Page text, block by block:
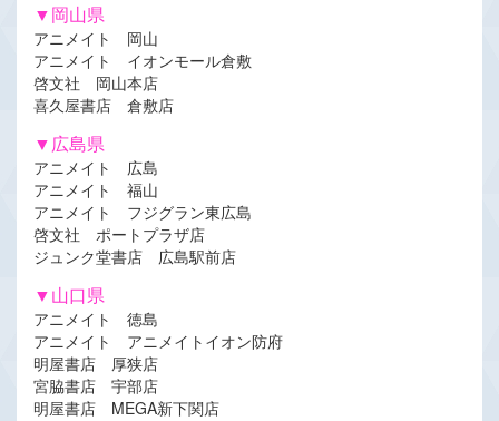
▼岡山県
アニメイト 岡山
アニメイト イオンモール倉敷
啓文社 岡山本店
喜久屋書店 倉敷店
▼広島県
アニメイト 広島
アニメイト 福山
アニメイト フジグラン東広島
啓文社 ポートプラザ店
ジュンク堂書店 広島駅前店
▼山口県
アニメイト 徳島
アニメイト アニメイトイオン防府
明屋書店 厚狭店
宮脇書店 宇部店
明屋書店 MEGA新下関店